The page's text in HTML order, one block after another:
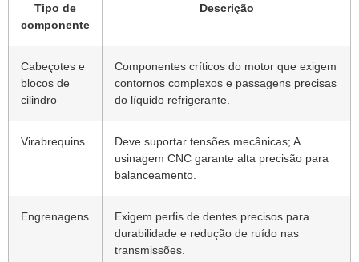
Tipo de
componente
Descrição
Cabeçotes e
blocos de
cilindro
Componentes críticos do motor que exigem
contornos complexos e passagens precisas
do líquido refrigerante.
Virabrequins
Deve suportar tensões mecânicas; A
usinagem CNC garante alta precisão para
balanceamento.
Engrenagens
Exigem perfis de dentes precisos para
durabilidade e redução de ruído nas
transmissões.